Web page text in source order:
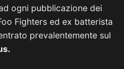
ogni pubblicazione dei
Fighters ed ex batterista
prevalentemente sul